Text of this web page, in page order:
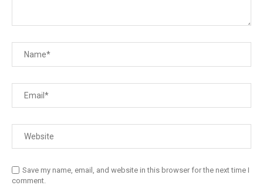
Save my name, email, and website in this browser for the next time I
comment.